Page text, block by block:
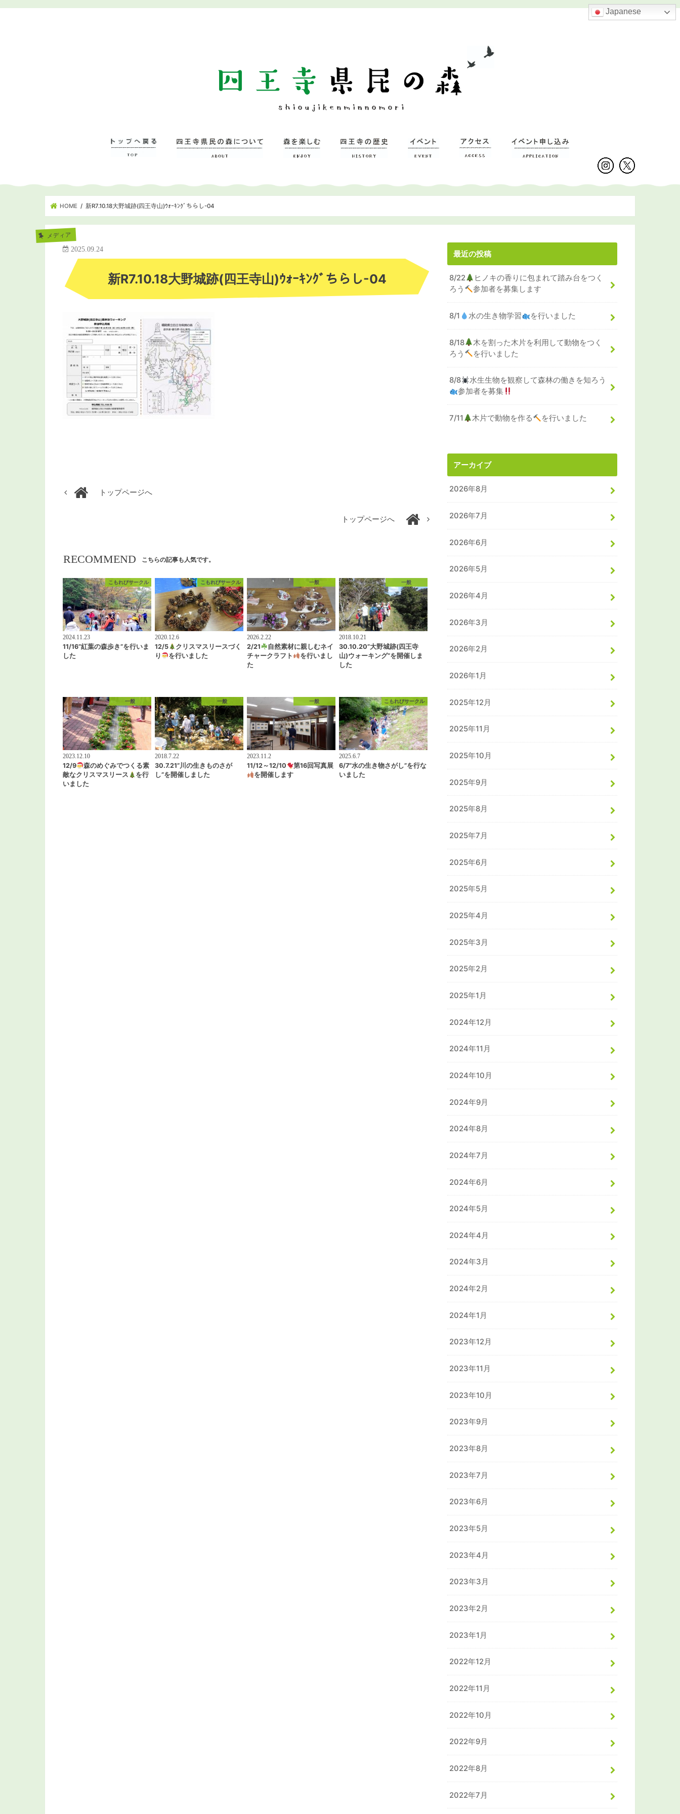
Japanese
四王寺県民の森について
– 管理事務所･学習研修館
– ワンヘルスの森ミュージアム
HOME 新R7.10.18大野城跡(四王寺山)ｳｫｰｷﾝｸﾞちらし-04
メディア
2025.09.24
新R7.10.18大野城跡(四王寺山)ｳｫｰｷﾝｸﾞちらし-04
トップページへ
トップページへ
RECOMMEND こちらの記事も人気です。
こもれびサークル
2024.11.23
11/16”紅葉の森歩き”を行いま
した
こもれびサークル
2020.12.6
12/5
クリスマスリースづく
り
を行いました
一般
2026.2.22
2/21
自然素材に親しむネイ
チャークラフト
を行いまし
た
一般
2018.10.21
30.10.20”大野城跡(四王寺
山)ウォーキング”を開催しま
した
一般
2023.12.10
12/9
森のめぐみでつくる素
敵なクリスマスリース
を行
いました
一般
2018.7.22
30.7.21”川の生きものさが
し”を開催しました
一般
2023.11.2
11/12～12/10
第16回写真展
を開催します
こもれびサークル
2025.6.7
6/7”水の生き物さがし”を行な
いました
最近の投稿
8/22
ヒノキの香りに包まれて踏み台をつく
ろう
参加者を募集します
8/1 水の生き物学習 を行いました
8/18
木を割った木片を利用して動物をつく
ろう
を行いました
8/8
水生生物を観察して森林の働きを知ろう
参加者を募集
7/11 木片で動物を作る を行いました
アーカイブ
2026年8月
2026年7月
2026年6月
2026年5月
2026年4月
2026年3月
2026年2月
2026年1月
2025年12月
2025年11月
2025年10月
2025年9月
2025年8月
2025年7月
2025年6月
2025年5月
2025年4月
2025年3月
2025年2月
2025年1月
2024年12月
2024年11月
2024年10月
2024年9月
2024年8月
2024年7月
2024年6月
2024年5月
2024年4月
2024年3月
2024年2月
2024年1月
2023年12月
2023年11月
2023年10月
2023年9月
2023年8月
2023年7月
2023年6月
2023年5月
2023年4月
2023年3月
2023年2月
2023年1月
2022年12月
2022年11月
2022年10月
2022年9月
2022年8月
2022年7月